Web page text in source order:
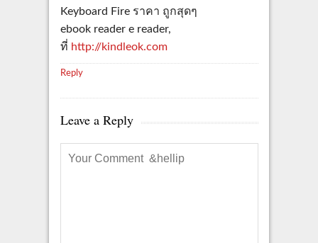
Keyboard Fire ราคา ถูกสุดๆ
ebook reader e reader,
ที่ http://kindleok.com
Reply
Leave a Reply